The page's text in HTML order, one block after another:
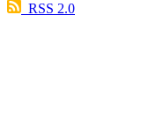
RSS 2.0